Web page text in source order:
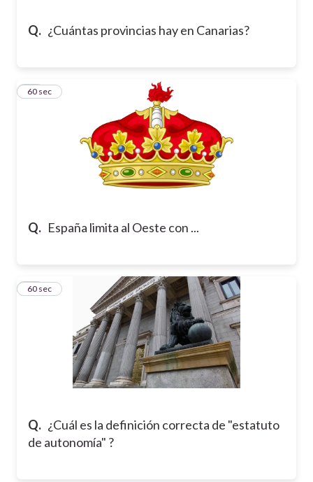
Q. ¿Cuántas provincias hay en Canarias?
Q. España limita al Oeste con ...
19
60 sec
Q. ¿Cuál es la definición correcta de "estatuto
de autonomía" ?
20
60 sec